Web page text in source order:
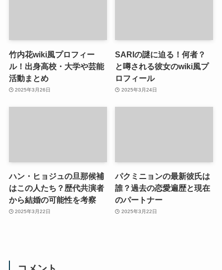
竹内花wiki風プロフィー
ル！出身高校・大学や芸能
活動まとめ
2025年3月26日
SARIの謎に迫る！何者？
と噂される彼女のwiki風プ
ロフィール
2025年3月24日
ハン・ヒョジュの旦那候補
はこの人たち？歴代共演者
から結婚の可能性を考察
2025年3月22日
パクミニョンの最新彼氏は
誰？過去の恋愛遍歴と現在
のパートナー
2025年3月22日